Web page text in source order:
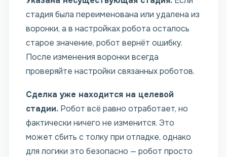
стадия была переименована или удалена из
воронки, а в настройках робота осталось
старое значение, робот вернёт ошибку.
После изменения воронки всегда
проверяйте настройки связанных роботов.
Сделка уже находится на целевой
стадии. Робот всё равно отработает, но
фактически ничего не изменится. Это
может сбить с толку при отладке, однако
для логики это безопасно — робот просто